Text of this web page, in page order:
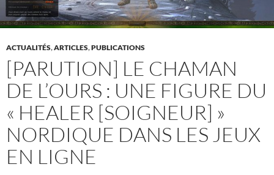
ACTUALITÉS,ARTICLES,PUBLICATIONS
[PARUTION] LE CHAMAN
DE L’OURS : UNE FIGURE DU
« HEALER [SOIGNEUR] »
NORDIQUE DANS LES JEUX
EN LIGNE